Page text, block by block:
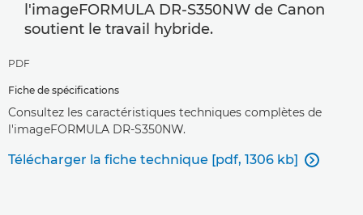
l'imageFORMULA DR-S350NW de Canon
soutient le travail hybride.
PDF
Fiche de spécifications
Consultez les caractéristiques techniques complètes de
l'imageFORMULA DR-S350NW.
Télécharger la fiche technique [pdf, 1306 kb] 